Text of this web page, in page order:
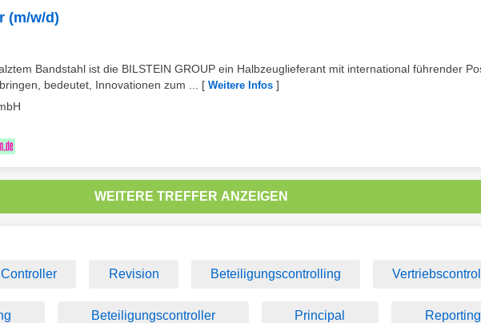
(m/w/d)
Bandstahl ist die BILSTEIN GROUP ein Halbzeuglieferant mit international führender
bedeutet, Innovationen zum ...
[ Weitere Infos ]
WEITERE TREFFER ANZEIGEN
Controller Revision Beteiligungscontrolling
Beteiligungscontroller Principal Reporting